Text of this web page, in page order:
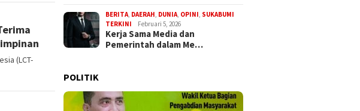
(LCT-
BERITA DAERAH DUNIA OPINI SUKABUMI
TERKINI
Februari 5, 2026
Kerja Sama Media dan
Pemerintah dalam Me…
POLITIK